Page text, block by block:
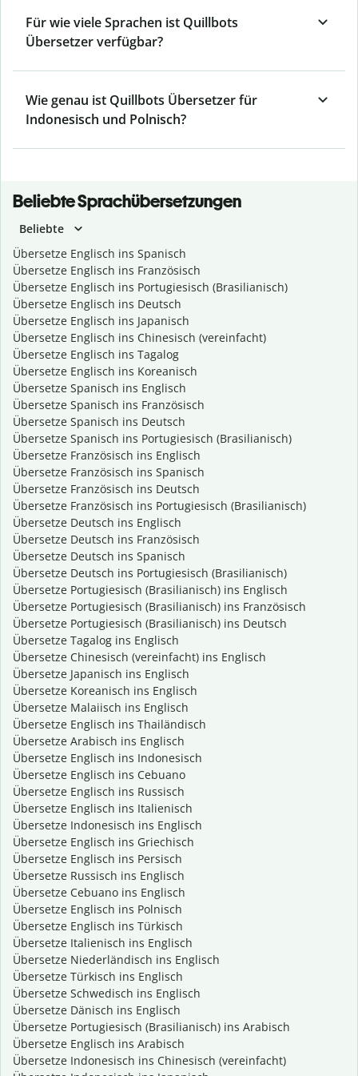
Für wie viele Sprachen ist Quillbots
Übersetzer verfügbar?
Wie genau ist Quillbots Übersetzer für
Indonesisch und Polnisch?
Beliebte Sprachübersetzungen
Beliebte
Übersetze Englisch ins Spanisch
Übersetze Englisch ins Französisch
Übersetze Englisch ins Portugiesisch (Brasilianisch)
Übersetze Englisch ins Deutsch
Übersetze Englisch ins Japanisch
Übersetze Englisch ins Chinesisch (vereinfacht)
Übersetze Englisch ins Tagalog
Übersetze Englisch ins Koreanisch
Übersetze Spanisch ins Englisch
Übersetze Spanisch ins Französisch
Übersetze Spanisch ins Deutsch
Übersetze Spanisch ins Portugiesisch (Brasilianisch)
Übersetze Französisch ins Englisch
Übersetze Französisch ins Spanisch
Übersetze Französisch ins Deutsch
Übersetze Französisch ins Portugiesisch (Brasilianisch)
Übersetze Deutsch ins Englisch
Übersetze Deutsch ins Französisch
Übersetze Deutsch ins Spanisch
Übersetze Deutsch ins Portugiesisch (Brasilianisch)
Übersetze Portugiesisch (Brasilianisch) ins Englisch
Übersetze Portugiesisch (Brasilianisch) ins Französisch
Übersetze Portugiesisch (Brasilianisch) ins Deutsch
Übersetze Tagalog ins Englisch
Übersetze Chinesisch (vereinfacht) ins Englisch
Übersetze Japanisch ins Englisch
Übersetze Koreanisch ins Englisch
Übersetze Malaiisch ins Englisch
Übersetze Englisch ins Thailändisch
Übersetze Arabisch ins Englisch
Übersetze Englisch ins Indonesisch
Übersetze Englisch ins Cebuano
Übersetze Englisch ins Russisch
Übersetze Englisch ins Italienisch
Übersetze Indonesisch ins Englisch
Übersetze Englisch ins Griechisch
Übersetze Englisch ins Persisch
Übersetze Russisch ins Englisch
Übersetze Cebuano ins Englisch
Übersetze Englisch ins Polnisch
Übersetze Englisch ins Türkisch
Übersetze Italienisch ins Englisch
Übersetze Niederländisch ins Englisch
Übersetze Türkisch ins Englisch
Übersetze Schwedisch ins Englisch
Übersetze Dänisch ins Englisch
Übersetze Portugiesisch (Brasilianisch) ins Arabisch
Übersetze Englisch ins Arabisch
Übersetze Indonesisch ins Chinesisch (vereinfacht)